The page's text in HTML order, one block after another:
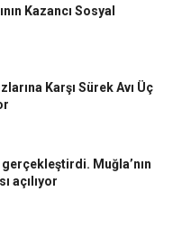
Kazancı Sosyal
Karşı Sürek Avı Üç
Muğla’nın
açılıyor